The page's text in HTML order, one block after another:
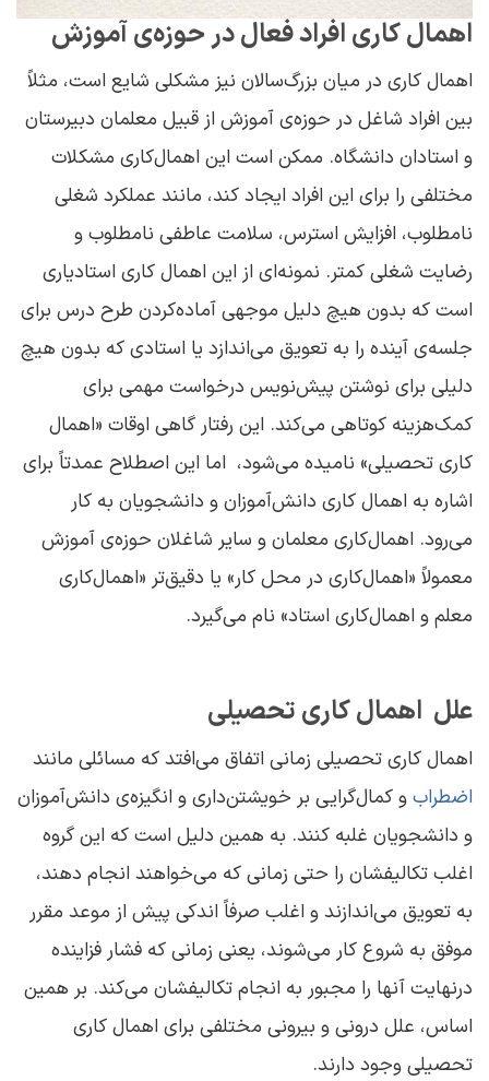
اهمال ‌کاری افراد فعال در حوزه‌ی آموزش
اهمال ‌کاری در میان بزرگ‌سالان نیز مشکلی شایع است، مثلاً
بین افراد شاغل در حوزه‌ی آموزش از قبیل معلمان دبیرستان
و استادان دانشگاه. ممکن است این اهمال‌کاری مشکلات
مختلفی را برای این افراد ایجاد کند، مانند عملکرد شغلی
نامطلوب، افزایش استرس، سلامت عاطفی نامطلوب و
رضایت شغلی کمتر. نمونه‌ای از این اهمال ‌کاری استادیاری
است که بدون هیچ دلیل موجهی آماده‌کردن طرح درس برای
جلسه‌ی آینده را به تعویق می‌اندازد یا استادی که بدون هیچ
دلیلی برای نوشتن پیش‌نویس درخواست مهمی برای
کمک‌‌هزینه کوتاهی می‌کند. این رفتار گاهی اوقات «اهمال‌
کاری تحصیلی» نامیده می‌شود، اما این اصطلاح عمدتاً برای
اشاره به اهمال‌ کاری دانش‌آموزان و دانشجویان به ‌کار
می‌رود. اهمال‌کاری معلمان و سایر شاغلان حوزه‌ی آموزش
معمولاً «اهمال‌کاری در محل کار» یا دقیق‌تر «اهمال‌کاری
معلم و اهمال‌کاری استاد» نام می‌گیرد.
علل اهمال‌ کاری تحصیلی
اهمال ‌کاری تحصیلی زمانی اتفاق می‌افتد که مسائلی مانند
اضطرابو کمال‌گرایی بر خویشتن‌داری و انگیزه‌ی دانش‌آموزان
و دانشجویان غلبه کنند. به همین دلیل است که این گروه
اغلب تکالیفشان را حتی زمانی که می‌خواهند انجام دهند،
به تعویق می‌اندازند و اغلب صرفاً اندکی پیش از موعد مقرر
موفق به شروع کار می‌شوند، یعنی زمانی که فشار فزاینده
درنهایت آنها را مجبور به انجام تکالیفشان می‌کند. بر همین
اساس، علل درونی و بیرونی مختلفی برای اهمال‌ کاری
تحصیلی وجود دارند.